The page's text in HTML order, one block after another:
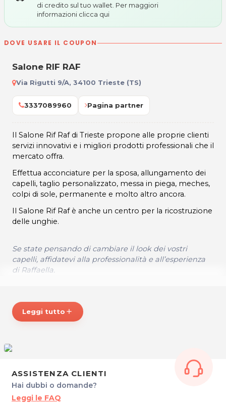
di credito sul tuo wallet. Per maggiori
informazioni clicca qui
DOVE USARE IL COUPON
Salone RIF RAF
Via Rigutti 9/A, 34100 Trieste (TS)
3337089960 Pagina partner
Il Salone Rif Raf di Trieste propone alle proprie clienti
servizi innovativi e i migliori prodotti professionali che il
mercato offra.
Effettua acconciature per la sposa, allungamento dei
capelli, taglio personalizzato, messa in piega, meches,
colpi di sole, permanente e molto altro ancora.
Il Salone Rif Raf è anche un centro per la ricostruzione
delle unghie.
Se state pensando di cambiare il look dei vostri
capelli, affidatevi alla professionalità e all’esperienza
di Raffaella.
Lunedì, Martedì, Giovedì, Venerdì e Sabato: 9.00 - 17.00
Chiuso Mercoledì e Domenica
34100 TRIESTE
Tel. 333 7089960
P.IVA 01129230320
Leggi tutto add
ASSISTENZA CLIENTI
Hai dubbi o domande?
Leggi le FAQ